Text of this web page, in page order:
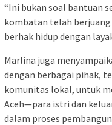
“Ini bukan soal bantuan
kombatan telah
berhak hidup dengan
Marlina juga
dengan berbagai pihak,
komunitas lokal, untuk
Aceh—para istri dan
dalam proses